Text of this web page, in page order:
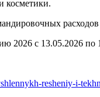
косметики.
расходов
2026 с 13.05.2026 по
resheniy-i-